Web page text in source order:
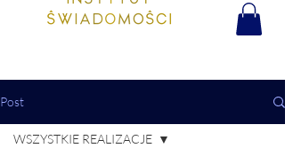
Post
WSZYSTKIE REALIZACJE